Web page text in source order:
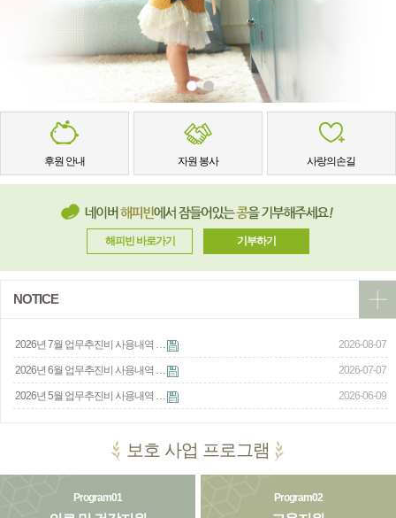
후원 안내 자원 봉사 사랑의손길
해피빈 바로가기 기부하기
NOTICE
2026년 7월 업무추진비 사용내역 … 2026-08-07
2026년 6월 업무추진비 사용내역 … 2026-07-07
2026년 5월 업무추진비 사용내역 … 2026-06-09
보호 사업 프로그램
Program01 Program02